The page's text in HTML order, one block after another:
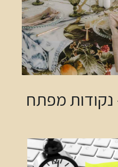
נקודות מפתח